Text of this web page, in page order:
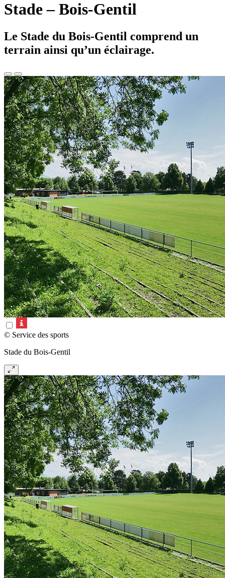
Stade – Bois-Gentil
Le Stade du Bois-Gentil comprend un
terrain ainsi qu’un éclairage.
© Service des sports
Stade du Bois-Gentil